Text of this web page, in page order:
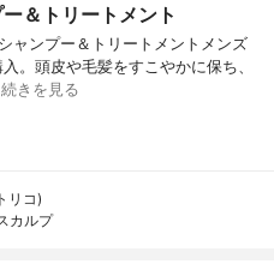
＆トリートメント
ャンプー＆トリートメントメンズ
。頭皮や毛髪をすこやかに保ち、
続きを見る
リコ)
カルプ